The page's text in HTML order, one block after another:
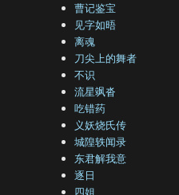
曹记鉴宝
见字如晤
离魂
刀尖上的舞者
不识
流星飒沓
吃错药
义妖烧氏传
城隍轶闻录
东君解我意
逐日
四姐